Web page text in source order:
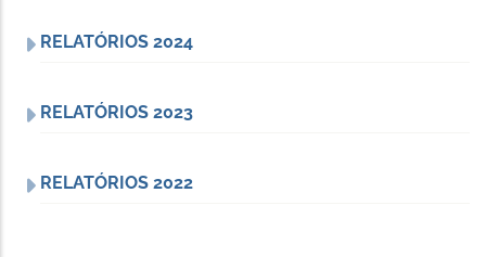
RELATÓRIOS 2024
RELATÓRIOS 2023
RELATÓRIOS 2022